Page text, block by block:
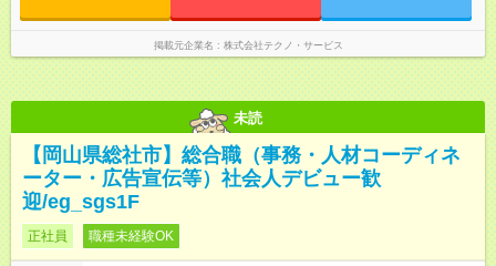
掲載元企業名 株式会社テクノ・サービス
未読
【岡山県総社市】総合職（事務・人材コーディネ
ーター・広告宣伝等）社会人デビュー歓
迎/eg_sgs1F
正社員 職種未経験OK